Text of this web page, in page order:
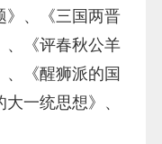
》、《三国两晋
、《评春秋公羊
《醒狮派的国
一统思想》、